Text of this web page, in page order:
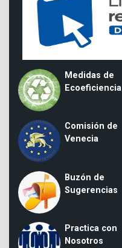
Medidas de
Ecoeficiencia
Comisión de
Venecia
Buzón de
Sugerencias
Practica con
Nosotros